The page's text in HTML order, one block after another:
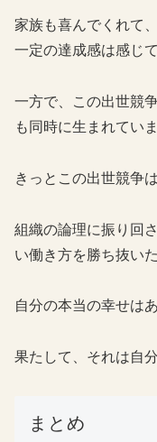
家族も喜んでくれて
一定の達成感は感じ
一方で、この出世競
も同時に生まれてい
きっとこの出世競争
組織の論理に振り回
い働き方を勝ち抜い
自分の本当の幸せは
果たして、それは自
まとめ